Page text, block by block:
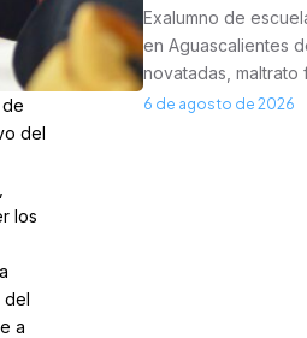
del
los
del
a
Exalumno de
en Aguascalientes
novatadas, maltrato
6 de agosto de 2026